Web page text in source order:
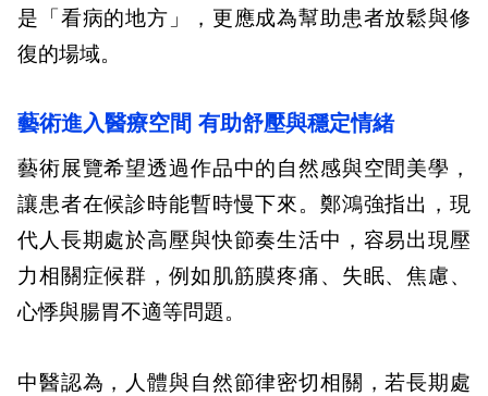
是「看病的地方」，更應成為幫助患者放鬆與修
復的場域。
藝術進入醫療空間 有助舒壓與穩定情緒
藝術展覽希望透過作品中的自然感與空間美學，
讓患者在候診時能暫時慢下來。鄭鴻強指出，現
代人長期處於高壓與快節奏生活中，容易出現壓
力相關症候群，例如肌筋膜疼痛、失眠、焦慮、
心悸與腸胃不適等問題。
中醫認為，人體與自然節律密切相關，若長期處